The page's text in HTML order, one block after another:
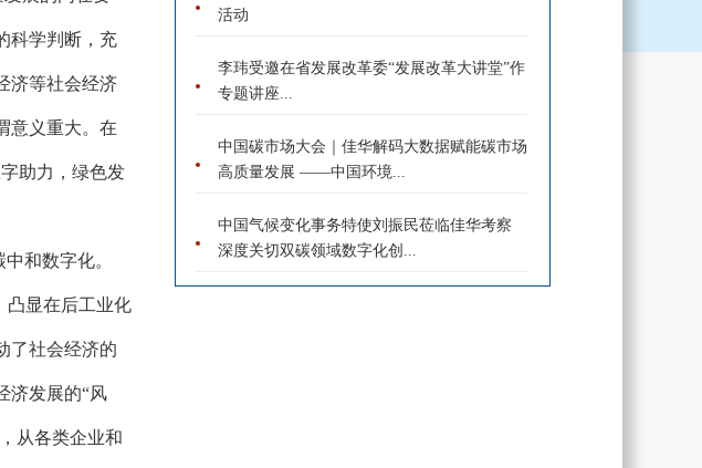
科学判断，充
济等社会经济
意义重大。在
助力，绿色发
和数字化。
凸显在后工业化
了社会经济的
济发展的“风
从各类企业和
活动
李玮受邀在省发展改革委“发展改革大讲堂”作
专题讲座...
中国碳市场大会｜佳华解码大数据赋能碳市场
高质量发展 ——中国环境...
中国气候变化事务特使刘振民莅临佳华考察
深度关切双碳领域数字化创...